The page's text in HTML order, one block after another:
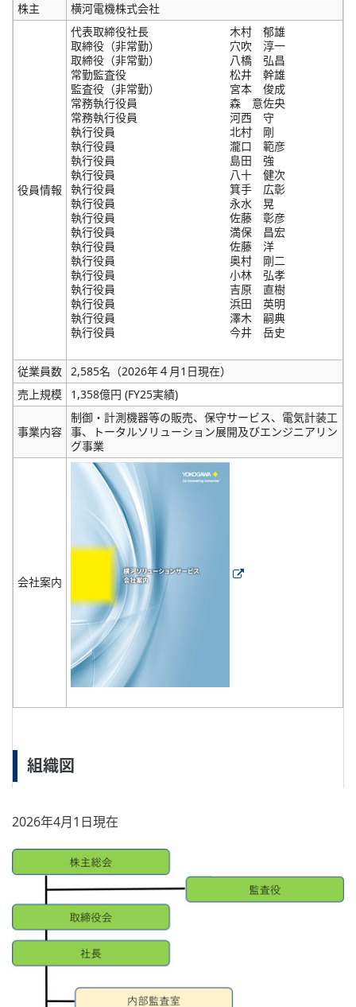
株主
横河電機株式会社
役員情報
代表取締役社長
取締役（非常勤）
取締役（非常勤）
常勤監査役
監査役（非常勤）
常務執行役員
常務執行役員
執行役員
執行役員
執行役員
執行役員
執行役員
執行役員
執行役員
執行役員
執行役員
執行役員
執行役員
執行役員
執行役員
執行役員
執行役員
木村 郁雄
穴吹 淳一
八橋 弘昌
松井 幹雄
宮本 俊成
森 意佐央
河西 守
北村 剛
瀧口 範彦
島田 強
八十 健次
箕手 広彰
永水 晃
佐藤 彰彦
満保 昌宏
佐藤 洋
奥村 剛二
小林 弘孝
吉原 直樹
浜田 英明
澤木 嗣典
今井 岳史
従業員数 2,585名（2026年４月1日現在）
売上規模
1,358億円 (FY25実績)
事業内容
制御・計測機器等の販売、保守サービス、電気計装工
事、トータルソリューション展開及びエンジニアリン
グ事業
会社案内
組織図
2026年4月1日現在